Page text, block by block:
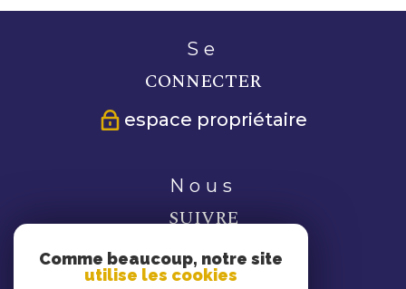
se
CONNECTER
espace propriétaire
nous
SUIVRE
Comme beaucoup, notre site
utilise les cookies